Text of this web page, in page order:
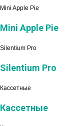
Mini Apple Pie
Mini Apple Pie
Silentium Pro
Silentium Pro
Кассетные
Кассетные